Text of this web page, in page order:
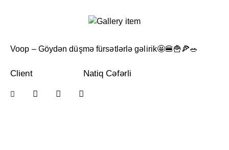
Voop – Göydən düşmə fürsətlərlə gəlirik🤩🍔🍟🍕🥗
Client Natiq Cəfərli